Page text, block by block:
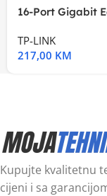
16-Port Gigabit
TP-LINK
217,00 KM
Kupujte kvalitetnu
cijeni i sa